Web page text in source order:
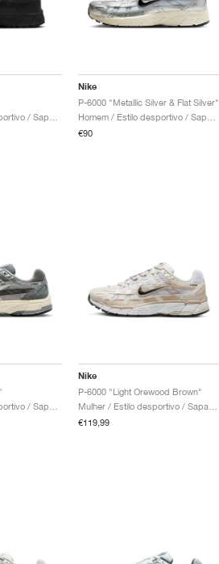
Nike
P-6000 "Metallic Silver & Flat Silver"
€90
Nike
P-6000 "Light Orewood Brown"
€119,99